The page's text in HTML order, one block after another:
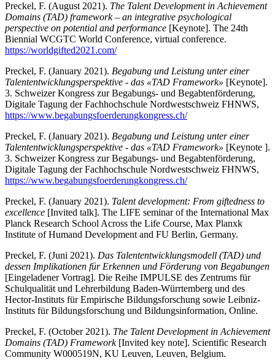
Preckel, F. (August 2021). The Talent Development in Achievement
Domains (TAD) framework – an integrative psychological
perspective on potential and performance [Keynote]. The 24th
Biennial WCGTC World Conference, virtual conference.
https://worldgifted2021.com/
Preckel, F. (January 2021). Begabung und Leistung unter einer
Talententwicklungsperspektive - das «TAD Framework» [Keynote].
3. Schweizer Kongress zur Begabungs- und Begabtenförderung,
Digitale Tagung der Fachhochschule Nordwestschweiz FHNWS,
https://www.begabungsfoerderungkongress.ch/
Preckel, F. (January 2021). Begabung und Leistung unter einer
Talententwicklungsperspektive - das «TAD Framework» [Keynote ].
3. Schweizer Kongress zur Begabungs- und Begabtenförderung,
Digitale Tagung der Fachhochschule Nordwestschweiz FHNWS,
https://www.begabungsfoerderungkongress.ch/
Preckel, F. (January 2021). Talent development: From giftedness to
excellence [Invited talk]. The LIFE seminar of the International Max
Planck Research School Across the Life Course, Max Planxk
Institute of Humand Development and FU Berlin, Germany.
Preckel, F. (Juni 2021). Das Talententwicklungsmodell (TAD) und
dessen Implikationen für Erkennen und Förderung von Begabungen
[Eingeladener Vortrag]. Die Reihe IMPULSE des Zentrums für
Schulqualität und Lehrerbildung Baden-Würrtemberg und des
Hector-Instituts für Empirische Bildungsforschung sowie Leibniz-
Instituts für Bildungsforschung und Bildungsinformation, Online.
Preckel, F. (October 2021). The Talent Development in Achievement
Domains (TAD) Framework[Invited key note]. Scientific Research
Community W000519N, KU Leuven, Leuven, Belgium.